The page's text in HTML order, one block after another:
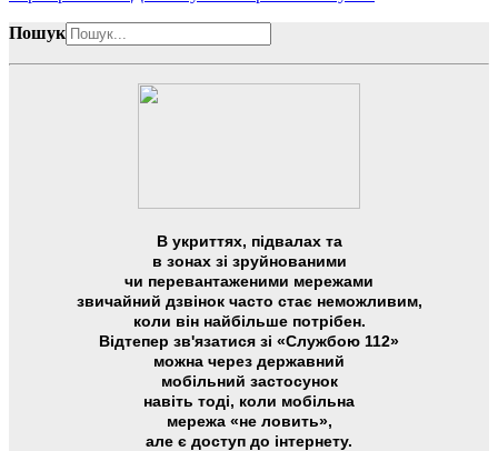
Пошук
В укриттях, підвалах та
в зонах зі зруйнованими
чи перевантаженими мережами
звичайний дзвінок часто стає неможливим,
коли він найбільше потрібен.
Відтепер зв'язатися зі «Службою 112»
можна через державний
мобільний застосунок
навіть тоді, коли мобільна
мережа «не ловить»,
але є доступ до інтернету.